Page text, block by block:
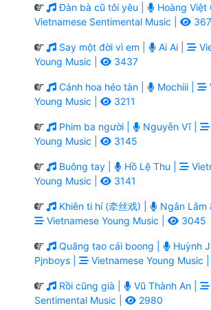
Đàn bà cũ tôi yêu |
Hoàng Việt
Vietnamese Sentimental Music |
Say một đời vì em | Ai Ai |
Young Music |
3437
Cánh hoa héo tàn | Mochiii |
Young Music |
3211
Phim ba người | Nguyễn Vĩ |
Young Music |
3145
Buông tay | Hồ Lệ Thu |
Young Music |
3141
Khiên ti hí (牵丝戏) |
Ngân Lâm
Vietnamese Young Music |
3045
Quăng tao cái boong |
Huỳnh
Pjnboys |
Vietnamese Young Music |
Rồi cũng già | Vũ Thành An |
Sentimental Music |
2980